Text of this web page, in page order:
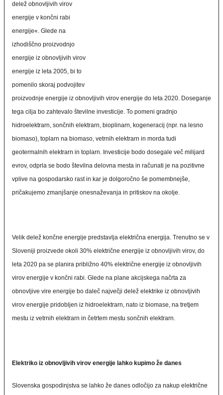
delež obnovljivih virov
energije v končni rabi
energije«. Glede na
izhodiščno proizvodnjo
energije iz obnovljivih virov
energije iz leta 2005, bi to
pomenilo skoraj podvojitev
proizvodnje energije iz obnovljivih virov energije do leta 2020. Doseganje
tega cilja bo zahtevalo številne investicije. To pomeni gradnjo
hidroelektrarn, sončnih elektrarn, bioplinarn, kogeneracij (npr. na lesno
biomaso), toplarn na biomaso, vetrnih elektrarn in morda tudi
geotermalnih elektrarn in toplarn. Investicije bodo dosegale več milijard
evrov, odprla se bodo številna delovna mesta in računati je na pozitivne
vplive na gospodarsko rast in kar je dolgoročno še pomembnejše,
pričakujemo zmanjšanje onesnaževanja in pritiskov na okolje.
Velik delež končne energije predstavlja električna energija. Trenutno se v
Sloveniji proizvede okoli 30% električne energije iz obnovljivih virov, do
leta 2020 pa se planira približno 40% električne energije iz obnovljivih
virov energije v končni rabi. Glede na plane akcijskega načrta za
obnovljive vire energije bo daleč največji delež elektrike iz obnovljivih
virov energije pridobljen iz hidroelektrarn, nato iz biomase, na tretjem
mestu iz vetrnih elektrarn in četrtem mestu sončnih elektrarn.
Elektriko iz obnovljivih virov energije lahko kupimo že danes
Slovenska gospodinjstva se lahko že danes odločijo za nakup električne